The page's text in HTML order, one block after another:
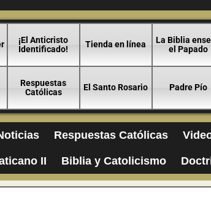
¡El Anticristo
Identificado!
Tienda en línea
La Biblia
el Papado
Respuestas
Católicas
El Santo Rosario Padre Pío
Respuestas Católicas
II Biblia y Catolicismo